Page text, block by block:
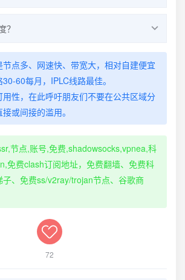
要的个人账户和业务，请自建节点并以机
。
长期使用免费节点，哪怕vpnea本身提
站点，节点没有危险识别拦截功能
自动清理连接痕迹
？
运营商、vps线路、时间段，都会影响网
，建议购买付费的机场服务(可在vpnoe
行搭建，教程谷歌即可。
点多、网速快、带宽大，相对自建便宜
60每月，IPLC线路最佳。
用性，在此呼吁朋友们不要在公共区域分
或间接的滥用。
节点,账号,免费,shadowsocks,vpnea,科
免费clash订阅地址，免费翻墙、免费科
子、免费ss/v2ray/trojan节点、谷歌商
72